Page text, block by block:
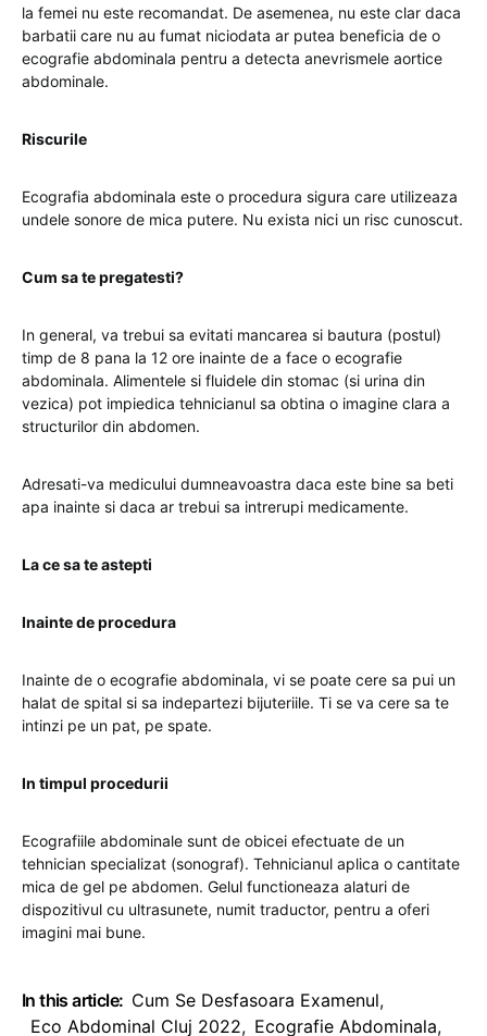
la femei nu este recomandat. De asemenea, nu este clar daca
barbatii care nu au fumat niciodata ar putea beneficia de o
ecografie abdominala pentru a detecta anevrismele aortice
abdominale.
Riscurile
Ecografia abdominala este o procedura sigura care utilizeaza
undele sonore de mica putere. Nu exista nici un risc cunoscut.
Cum sa te pregatesti?
In general, va trebui sa evitati mancarea si bautura (postul)
timp de 8 pana la 12 ore inainte de a face o ecografie
abdominala. Alimentele si fluidele din stomac (si urina din
vezica) pot impiedica tehnicianul sa obtina o imagine clara a
structurilor din abdomen.
Adresati-va medicului dumneavoastra daca este bine sa beti
apa inainte si daca ar trebui sa intrerupi medicamente.
La ce sa te astepti
Inainte de procedura
Inainte de o ecografie abdominala, vi se poate cere sa pui un
halat de spital si sa indepartezi bijuteriile. Ti se va cere sa te
intinzi pe un pat, pe spate.
In timpul procedurii
Ecografiile abdominale sunt de obicei efectuate de un
tehnician specializat (sonograf). Tehnicianul aplica o cantitate
mica de gel pe abdomen. Gelul functioneaza alaturi de
dispozitivul cu ultrasunete, numit traductor, pentru a oferi
imagini mai bune.
In this article: Cum Se Desfasoara Examenul,
Eco Abdominal Cluj 2022, Ecografie Abdominala,